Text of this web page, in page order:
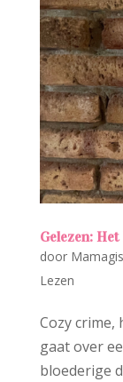
Gelezen:
door
Lezen
Cozy crime,
gaat over
bloederige